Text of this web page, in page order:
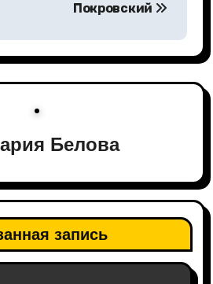
Покровский
Белова
запись